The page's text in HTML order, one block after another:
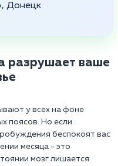
Донецк
разрушает ваше
у всех на фоне
поясов. Но если
беспокоят вас
месяца - это
мозг лишается